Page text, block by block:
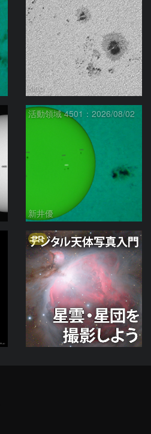
kino
活動領域 4501：2026/08/02
新井優
PR